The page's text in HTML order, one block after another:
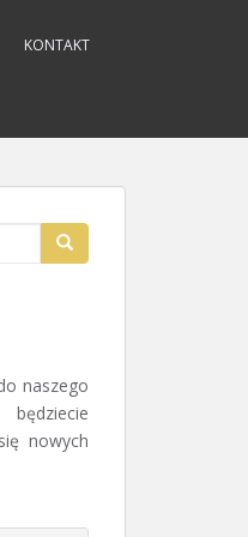
KONTAKT
naszego
nowych